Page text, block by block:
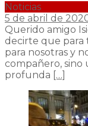
Noticias
5 de abril de
Querido amigo
decirte que para
para nosotras y
compañero,
profunda […]